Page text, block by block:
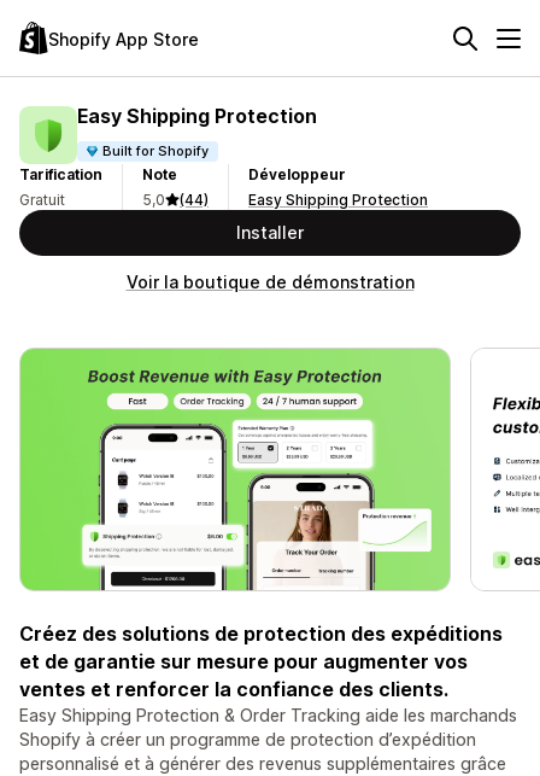
Shopify App Store
Easy Shipping Protection
Built for Shopify
Tarification
Gratuit
Note
5,0
(44)
Développeur
Easy Shipping Protection
Installer
Voir la boutique de démonstration
Créez des solutions de protection des expéditions
et de garantie sur mesure pour augmenter vos
ventes et renforcer la confiance des clients.
Easy Shipping Protection & Order Tracking aide les marchands
Shopify à créer un programme de protection d’expédition
personnalisé et à générer des revenus supplémentaires grâce